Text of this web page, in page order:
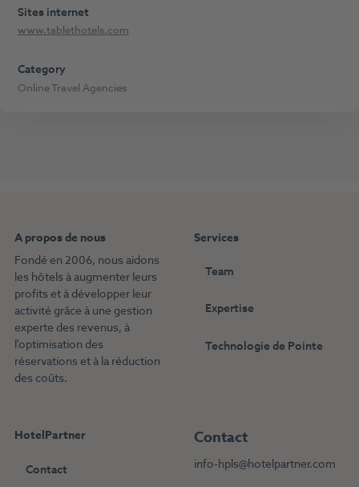
Sites internet
www.tablethotels.com
Category
Online Travel Agencies
A propos de nous
Fondé en 2006, nous aidons
les hôtels à augmenter leurs
profits et à développer leur
activité grâce à une gestion
experte des revenus, à
l'optimisation des
réservations et à la réduction
des coûts.
Services
Team
Expertise
Technologie de Pointe
HotelPartner
Contact
Contact
info-hpls@hotelpartner.com